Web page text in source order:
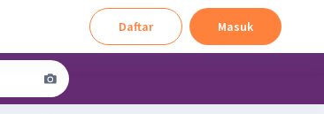
Daftar Masuk